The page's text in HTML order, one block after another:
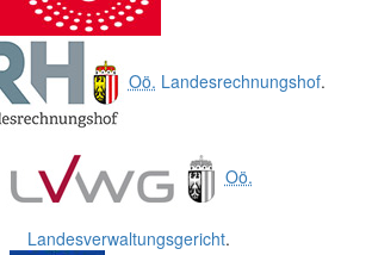
Oö. Landesrechnungshof.
Oö.
Landesverwaltungsgericht.